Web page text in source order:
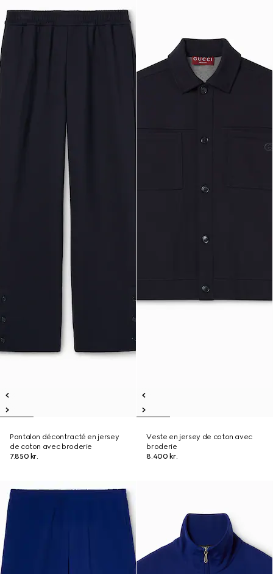
Pantalon décontracté en jersey
de coton avec broderie
7.850 kr.
Veste en jersey de coton avec
broderie
8.400 kr.